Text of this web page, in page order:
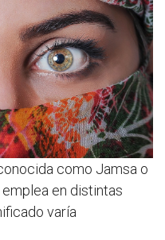
como Jamsa o
en distintas
varía